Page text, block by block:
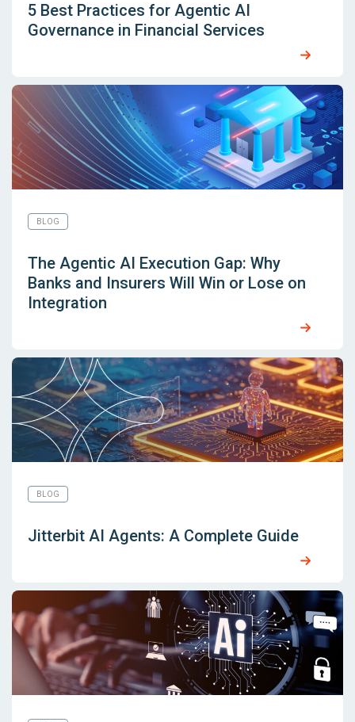
5 Best Practices for Agentic AI
Governance in Financial Services
BLOG
The Agentic AI Execution Gap: Why
Banks and Insurers Will Win or Lose on
Integration
BLOG
Jitterbit AI Agents: A Complete Guide